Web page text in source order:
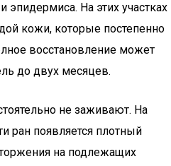
На этих участках
кожи, которые постепенно
восстановление может
до двух месяцев.
не заживают. На
ран появляется плотный
на подлежащих